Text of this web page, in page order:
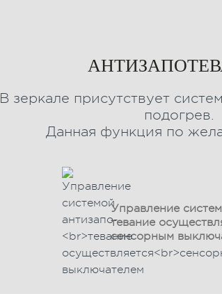
В зеркале присутствует
подогрев.
Данная функция по
Управление
тевание
сенсорным